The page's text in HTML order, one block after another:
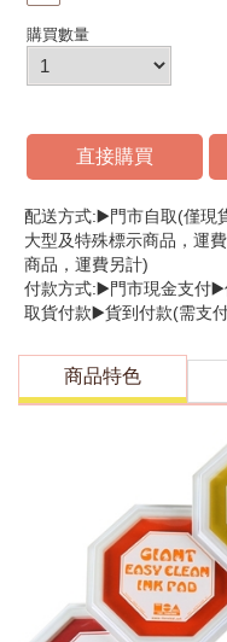
購買數量
直接購買
配送方式:▶️門市自取(僅現
大型及特殊標示商品，運
商品，運費另計)
付款方式:▶️門市現金支付
取貨付款▶️貨到付款(需支
商品特色